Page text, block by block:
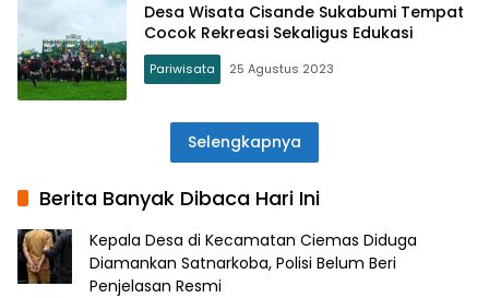
Desa Wisata Cisande Sukabumi Tempat
Cocok Rekreasi Sekaligus Edukasi
Pariwisata 25 Agustus 2023
Selengkapnya
Berita Banyak Dibaca Hari Ini
Kepala Desa di Kecamatan Ciemas Diduga
Diamankan Satnarkoba, Polisi Belum Beri
Penjelasan Resmi